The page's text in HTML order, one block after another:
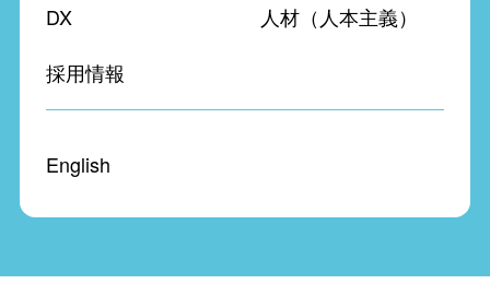
DX
人材（人本主義）
採用情報
English